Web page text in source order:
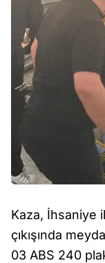
Kaza, İhsaniye
çıkışında
03 ABS 240